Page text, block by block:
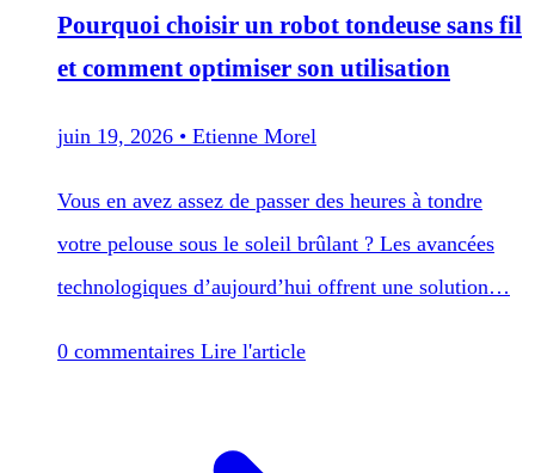
Pourquoi choisir un robot tondeuse sans fil
et comment optimiser son utilisation
juin 19, 2026 • Etienne Morel
Vous en avez assez de passer des heures à tondre
votre pelouse sous le soleil brûlant ? Les avancées
technologiques d’aujourd’hui offrent une solution…
0 commentaires Lire l'article